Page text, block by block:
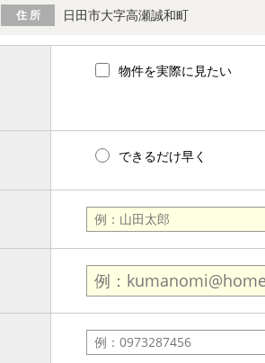
住 所 日田市大字高瀬誠和町
物件を実際に見たい
できるだけ早く